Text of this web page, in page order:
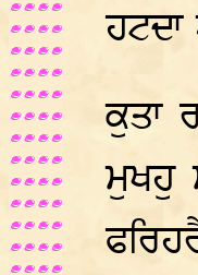
ਕੁਤਾ
ਮੁਖਹੁ